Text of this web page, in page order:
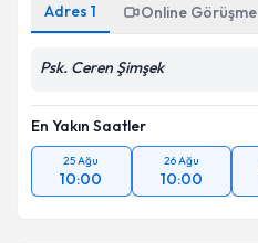
Adres 1 Online Görüşme
Psk. Ceren Şimşek
En Yakın Saatler
25 Ağu
10:00
26 Ağu
10:00